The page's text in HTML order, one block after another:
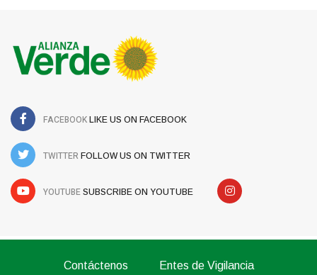
FACEBOOK LIKE US ON FACEBOOK
TWITTER FOLLOW US ON TWITTER
YOUTUBE SUBSCRIBE ON YOUTUBE
Contáctenos
Entes de Vigilancia